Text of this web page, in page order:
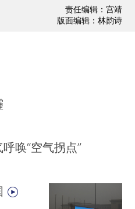
责任编辑：宫靖
版面编辑：林韵诗
唤“空气拐点”